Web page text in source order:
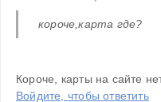
короче,карта где?
Короче, карты на сайте
Войдите, чтобы ответить